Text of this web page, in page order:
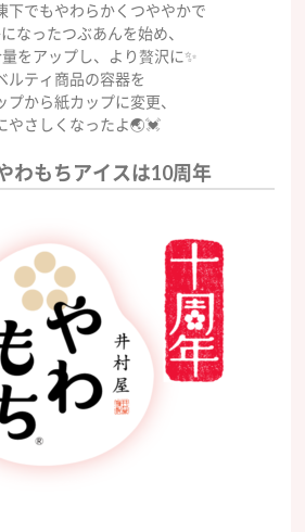
下でもやわらかくつややかで
なったつぶあんを始め、
をアップし、より贅沢に✨
ルティ商品の容器を
プから紙カップに変更、
やさしくなったよ🌏💓
もちアイスは10周年